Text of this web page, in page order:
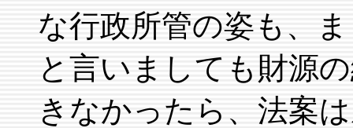
な行政所管の姿も、
と言いましても財源
きなかったら、法案